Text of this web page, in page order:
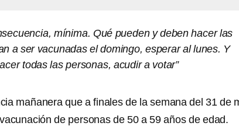
mínima. Qué pueden y deben hacer las
a ser vacunadas el domingo, esperar al lunes. Y
todas las personas, acudir a votar”
mañanera que a finales de la semana del 31 de
de personas de 50 a 59 años de edad.